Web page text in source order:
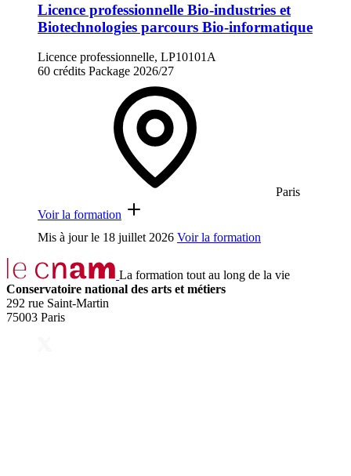
Licence professionnelle Bio-industries et
Biotechnologies parcours Bio-informatique
Licence professionnelle, LP10101A
60 crédits Package 2026/27
Paris
Voir la formation
Mis à jour le 18 juillet 2026 Voir la formation
La formation tout au long de la vie
Conservatoire national des arts et métiers
292 rue Saint-Martin
75003 Paris